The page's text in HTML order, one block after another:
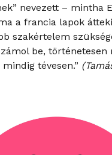
nevezett – mintha
a francia lapok
szakértelem
be, történetesen
tévesen.”